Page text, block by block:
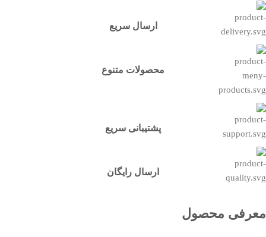
ارسال سریع
محصولات متنوع
پشتیبانی سریع
ارسال رایگان
معرفی محصول